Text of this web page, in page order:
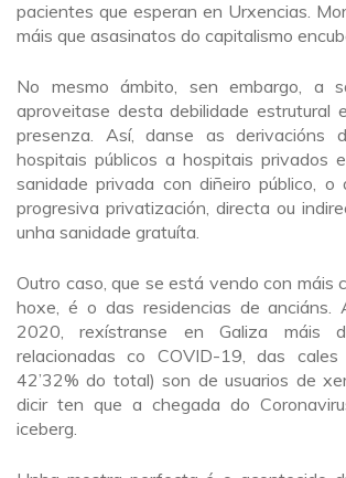
pacientes que esperan en Urxencias.
máis que asasinatos do capitalismo
No mesmo ámbito, sen embargo, a
aproveitase desta debilidade estrutural
presenza. Así, danse as derivacións
hospitais públicos a hospitais privados
sanidade privada con diñeiro público, o
progresiva privatización, directa ou
unha sanidade gratuíta.
Outro caso, que se está vendo con máis
hoxe, é o das residencias de
2020, rexístranse en Galiza máis
relacionadas co COVID-19, das
42’32% do total) son de usuarios de
dicir ten que a chegada do
iceberg.